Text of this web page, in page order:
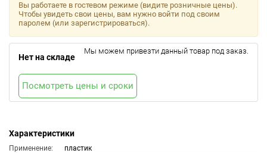
Характеристики
Применение:
пластик
Вы работаете в гостевом режиме (видите розничные цены).
Чтобы увидеть свои цены, вам нужно войти под своим
паролем (или зарегистрироваться).
Нет на складе
Мы можем привезти данный товар под заказ.
Посмотреть цены и сроки